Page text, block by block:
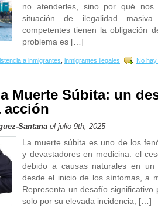
no atenderles, sino por qué nos
situación de ilegalidad
competentes tienen la obligación
problema es […]
a inmigrantes inmigrantes ilegales No
Muerte Súbita: un
acción
Santana el julio 9th, 2025
La muerte súbita es uno de los
y devastadores en medicina: el
debido a causas naturales en
desde el inicio de los síntomas, a
Representa un desafío significativo
solo por su elevada incidencia, […]